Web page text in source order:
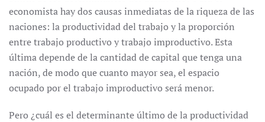
economista hay dos causas inmediatas de la riqueza de las
naciones: la productividad del trabajo y la proporción
entre trabajo productivo y trabajo improductivo. Esta
última depende de la cantidad de capital que tenga una
nación, de modo que cuanto mayor sea, el espacio
ocupado por el trabajo improductivo será menor.
Pero ¿cuál es el determinante último de la productividad